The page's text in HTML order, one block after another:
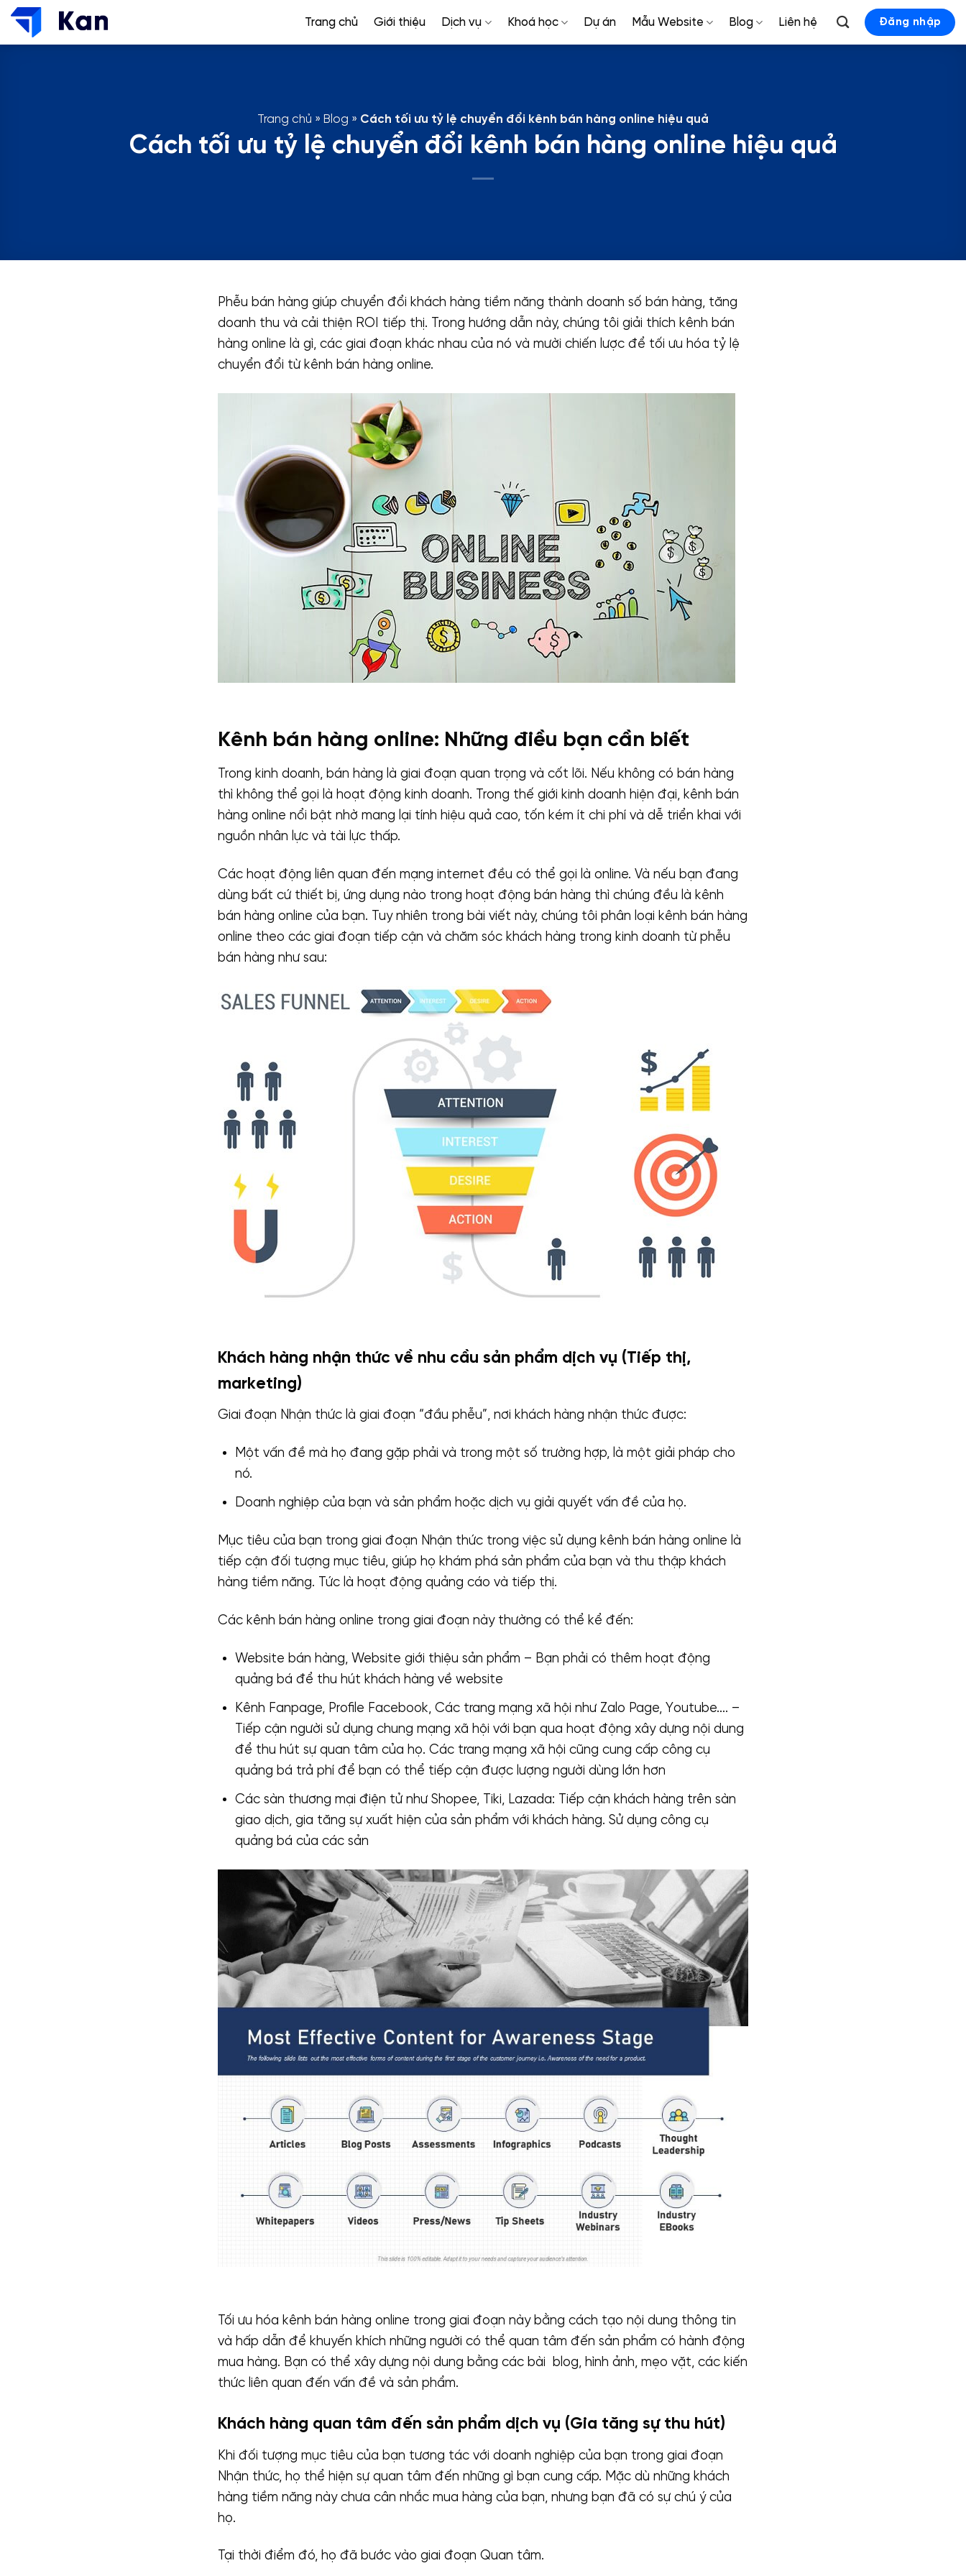
Bỏ
qua
Trang chủ Giới thiệu Dịch vụ Khoá học Dự án Mẫu Website Blog Liên hệ Đăng nhập
Trang chủ » Blog » Cách tối ưu tỷ lệ chuyển đổi kênh bán hàng online hiệu quả
Cách tối ưu tỷ lệ chuyển đổi kênh bán hàng online hiệu quả
Phễu bán hàng giúp chuyển đổi khách hàng tiềm năng thành doanh số bán hàng, tăng
doanh thu và cải thiện ROI tiếp thị. Trong hướng dẫn này, chúng tôi giải thích kênh bán
hàng online là gì, các giai đoạn khác nhau của nó và mười chiến lược để tối ưu hóa tỷ lệ
chuyển đổi từ kênh bán hàng online.
Kênh bán hàng online: Những điều bạn cần biết
Trong kinh doanh, bán hàng là giai đoạn quan trọng và cốt lõi. Nếu không có bán hàng
thì không thể gọi là hoạt động kinh doanh. Trong thế giới kinh doanh hiện đại, kênh bán
hàng online nổi bật nhờ mang lại tính hiệu quả cao, tốn kém ít chi phí và dễ triển khai với
nguồn nhân lực và tài lực thấp.
Các hoạt động liên quan đến mạng internet đều có thể gọi là online. Và nếu bạn đang
dùng bất cứ thiết bị, ứng dụng nào trong hoạt động bán hàng thì chúng đều là kênh
bán hàng online của bạn. Tuy nhiên trong bài viết này, chúng tôi phân loại kênh bán hàng
online theo các giai đoạn tiếp cận và chăm sóc khách hàng trong kinh doanh từ phễu
bán hàng như sau:
Khách hàng nhận thức về nhu cầu sản phẩm dịch vụ (Tiếp thị,
marketing)
Giai đoạn Nhận thức là giai đoạn “đầu phễu”, nơi khách hàng nhận thức được:
Một vấn đề mà họ đang gặp phải và trong một số trường hợp, là một giải pháp cho
nó.
Doanh nghiệp của bạn và sản phẩm hoặc dịch vụ giải quyết vấn đề của họ.
Mục tiêu của bạn trong giai đoạn Nhận thức trong việc sử dụng kênh bán hàng online là
tiếp cận đối tượng mục tiêu, giúp họ khám phá sản phẩm của bạn và thu thập khách
hàng tiềm năng. Tức là hoạt động quảng cáo và tiếp thị.
Các kênh bán hàng online trong giai đoạn này thường có thể kể đến:
Website bán hàng, Website giới thiệu sản phẩm – Bạn phải có thêm hoạt động
quảng bá để thu hút khách hàng về website
Kênh Fanpage, Profile Facebook, Các trang mạng xã hội như Zalo Page, Youtube…. –
Tiếp cận người sử dụng chung mạng xã hội với bạn qua hoạt động xây dựng nội dung
để thu hút sự quan tâm của họ. Các trang mạng xã hội cũng cung cấp công cụ
quảng bá trả phí để bạn có thể tiếp cận được lượng người dùng lớn hơn
Các sàn thương mại điện tử như Shopee, Tiki, Lazada: Tiếp cận khách hàng trên sàn
giao dịch, gia tăng sự xuất hiện của sản phẩm với khách hàng. Sử dụng công cụ
quảng bá của các sản
Tối ưu hóa kênh bán hàng online trong giai đoạn này bằng cách tạo nội dung thông tin
và hấp dẫn để khuyến khích những người có thể quan tâm đến sản phẩm có hành động
mua hàng. Bạn có thể xây dựng nội dung bằng các bài blog, hình ảnh, mẹo vặt, các kiến
thức liên quan đến vấn đề và sản phẩm.
Khách hàng quan tâm đến sản phẩm dịch vụ (Gia tăng sự thu hút)
Khi đối tượng mục tiêu của bạn tương tác với doanh nghiệp của bạn trong giai đoạn
Nhận thức, họ thể hiện sự quan tâm đến những gì bạn cung cấp. Mặc dù những khách
hàng tiềm năng này chưa cân nhắc mua hàng của bạn, nhưng bạn đã có sự chú ý của
họ.
Tại thời điểm đó, họ đã bước vào giai đoạn Quan tâm.